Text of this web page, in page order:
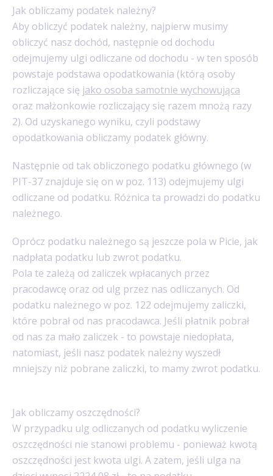
Jak obliczamy podatek należny?
Aby obliczyć podatek należny, najpierw musimy
obliczyć nasz dochód, następnie od dochodu
odejmujemy ulgi odliczane od dochodu - w ten sposób
powstaje podstawa opodatkowania (którą osoby
rozliczające się jako osoba samotnie wychowująca
oraz małżonkowie rozliczający się razem mnożą razy
2). Od uzyskanego wyniku, czyli podstawy
opodatkowania obliczamy podatek główny.
Następnie od tak obliczonego podatku głównego (w
PIT-37 znajduje się on w poz. 113) odejmujemy ulgi
odliczane od podatku. Różnica ta prowadzi do podatku
należnego.
Oprócz podatku należnego są jeszcze pola w Picie, jak
nadpłata podatku lub zwrot podatku.
Pola te zależą od zaliczek wpłacanych przez
pracodawcę oraz od ulg przez nas odliczanych. Od
podatku należnego w poz. 122 odejmujemy zaliczki,
które pobrał od nas pracodawca. Jeśli płatnik pobrał
od nas za mało zaliczek - to powstaje niedopłata,
natomiast, jeśli nasz podatek należny wyszedł
mniejszy niż pobrane zaliczki, to mamy zwrot podatku.
Jak obliczamy oszczędności?
W przypadku ulg odliczanych od podatku wyliczenie
oszczędności nie stanowi problemu - ponieważ kwotą
oszczędności jest kwota ulgi. A zatem, jeśli ulga na